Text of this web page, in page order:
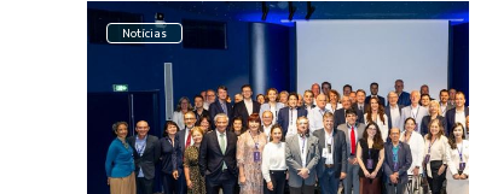
Notícias